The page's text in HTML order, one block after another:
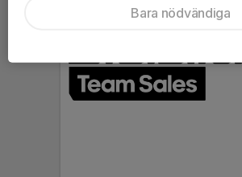
Bara nödvändiga